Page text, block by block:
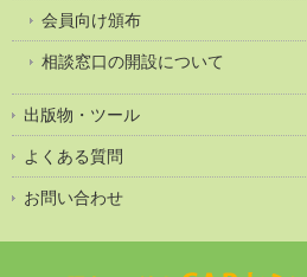
会員向け頒布
相談窓口の開設について
出版物・ツール
よくある質問
お問い合わせ